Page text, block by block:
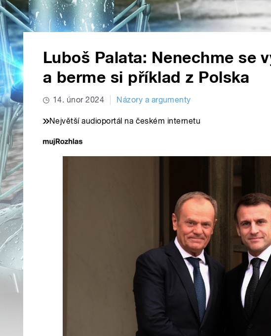
Luboš Palata: Nenechme se
a berme si příklad z Polska
14. únor 2024 Názory a argumenty
Největší audioportál na českém internetu